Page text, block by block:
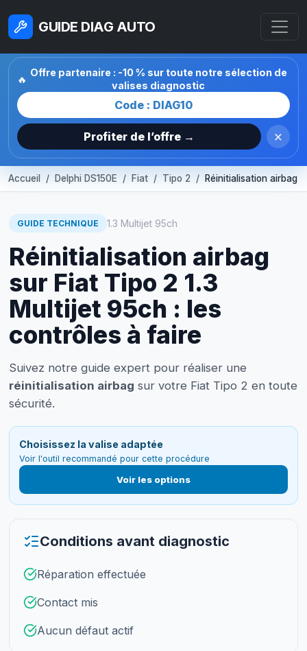
GUIDE DIAG AUTO
🔥
Offre partenaire : -10 % sur toute notre sélection de
valises diagnostic
Code : DIAG10
Profiter de l’offre → ×
Accueil Delphi DS150E Fiat Tipo 2 Réinitialisation airbag
GUIDE TECHNIQUE 1.3 Multijet 95ch
Réinitialisation airbag
sur Fiat Tipo 2 1.3
Multijet 95ch : les
contrôles à faire
Suivez notre guide expert pour réaliser une
réinitialisation airbag sur votre Fiat Tipo 2 en toute
sécurité.
Choisissez la valise adaptée
Voir l'outil recommandé pour cette procédure
Voir les options
Conditions avant diagnostic
Réparation effectuée
Contact mis
Aucun défaut actif